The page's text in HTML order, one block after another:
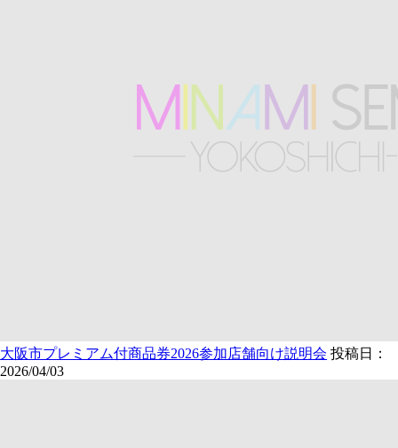
大阪市プレミアム付商品券2026参加店舗向け説明会 投稿日：
2026/04/03